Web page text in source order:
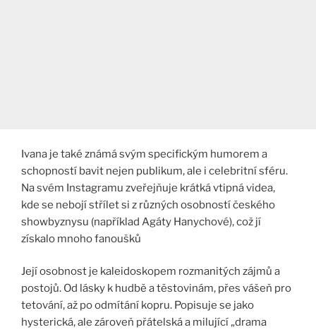
Ivana je také známá svým specifickým humorem a
schopností bavit nejen publikum, ale i celebritní sféru.
Na svém Instagramu zveřejňuje krátká vtipná videa,
kde se nebojí střílet si z různých osobností českého
showbyznysu (například Agáty Hanychové), což jí
získalo mnoho fanoušků
Její osobnost je kaleidoskopem rozmanitých zájmů a
postojů. Od lásky k hudbě a těstovinám, přes vášeň pro
tetování, až po odmítání kopru. Popisuje se jako
hysterická, ale zároveň přátelská a milující „drama